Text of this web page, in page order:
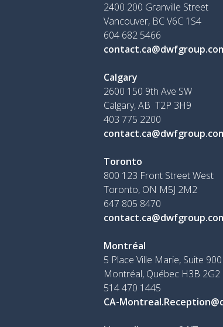
2400 200 Granville Street
Vancouver, BC V6C 1S4
604 682 5466
Calgary
2600 150 9th Ave SW
Calgary, AB T2P 3H9
403 775 2200
Toronto
800 123 Front Street West
Toronto, ON M5J 2M2
647 805 8470
Montréal
5 Place Ville Marie, Suite 900
Montréal, Québec H3B 2G2
514 470 1445
CA-